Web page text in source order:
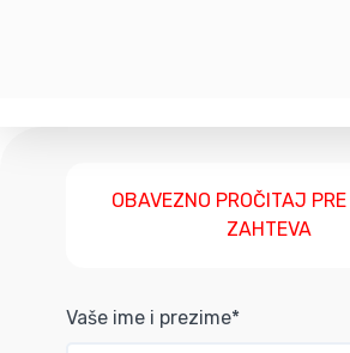
OBAVEZNO PROČITAJ
ZAHTEVA
Vaše ime i prezime*